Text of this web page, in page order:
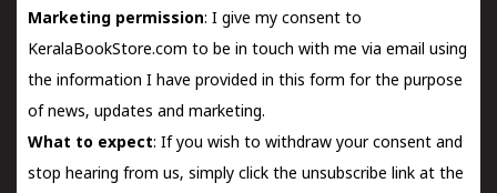
Marketing permission: I give my consent to
KeralaBookStore.com to be in touch with me via email using
the information I have provided in this form for the purpose
of news, updates and marketing.
What to expect: If you wish to withdraw your consent and
stop hearing from us, simply click the unsubscribe link at the